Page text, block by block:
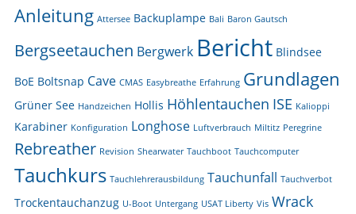
Anleitung Attersee Backuplampe Bali Baron Gautsch
Bergseetauchen Bergwerk Bericht Blindsee
BoE Boltsnap Cave CMAS Easybreathe Erfahrung Grundlagen
Grüner See Handzeichen Hollis Höhlentauchen ISE Kalioppi
Karabiner Konfiguration Longhose Luftverbrauch Miltitz Peregrine
Rebreather Revision Shearwater Tauchboot Tauchcomputer
Tauchkurs Tauchlehrerausbildung Tauchunfall Tauchverbot
Trockentauchanzug U-Boot Untergang USAT Liberty Vis Wrack